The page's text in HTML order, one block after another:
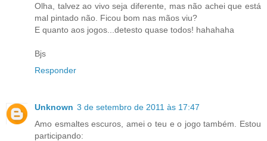
Olha, talvez ao vivo seja diferente, mas não achei que está
mal pintado não. Ficou bom nas mãos viu?
E quanto aos jogos...detesto quase todos! hahahaha
Bjs
Responder
Unknown 3 de setembro de 2011 às 17:47
Amo esmaltes escuros, amei o teu e o jogo também. Estou
participando: